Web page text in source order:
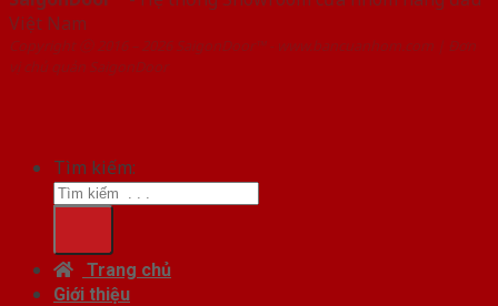
Việt Nam
Copyright ⓒ 2016 – 2026 SaigonDoor™ - www.bancuanhom.com | Đơn
vị chủ quản SaigonDoor
Tìm kiếm:
Trang chủ
Giới thiệu